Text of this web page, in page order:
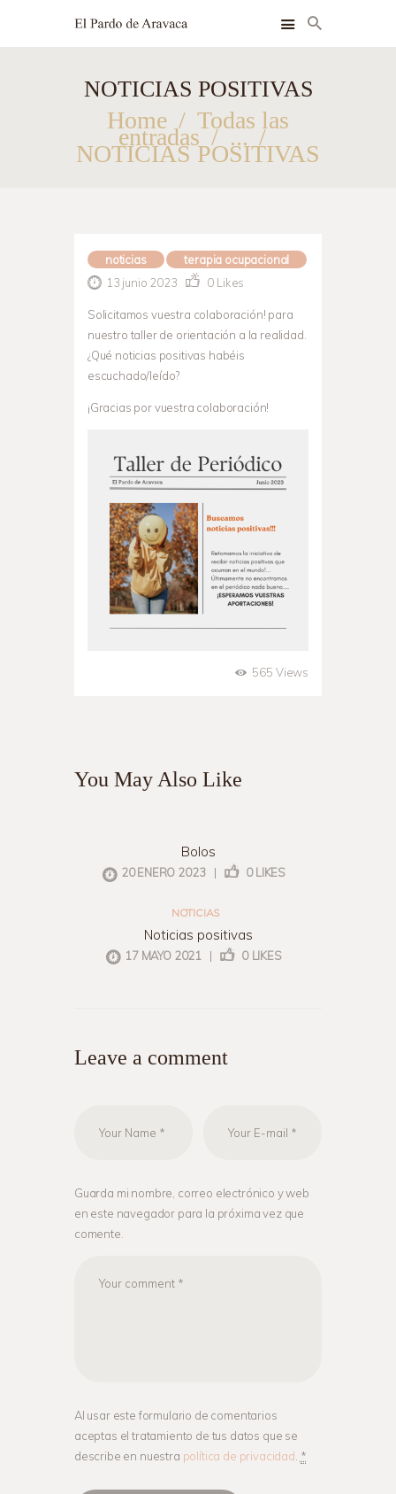
NOTICIAS POSITIVAS
Home Todas las
entradas ...
NOTICIAS POSITIVAS
INSTALACIONES
HABITACIONES
SERVICIOS
noticias
terapia ocupacional
13 junio 2023
0 Likes
Solicitamos vuestra colaboración! para
nuestro taller de orientación a la realidad.
¿Qué noticias positivas habéis
escuchado/leído?
¡Gracias por vuestra colaboración!
565 Views
You May Also Like
terapia ocupacionalBolos
20 ENERO 2023 | 0 LIKES
NOTICIAS
Noticias positivas
17 MAYO 2021 | 0 LIKES
Leave a comment
Guarda mi nombre, correo electrónico y web
en este navegador para la próxima vez que
comente.
Al usar este formulario de comentarios
aceptas el tratamiento de tus datos que se
describe en nuestra política de privacidad. *